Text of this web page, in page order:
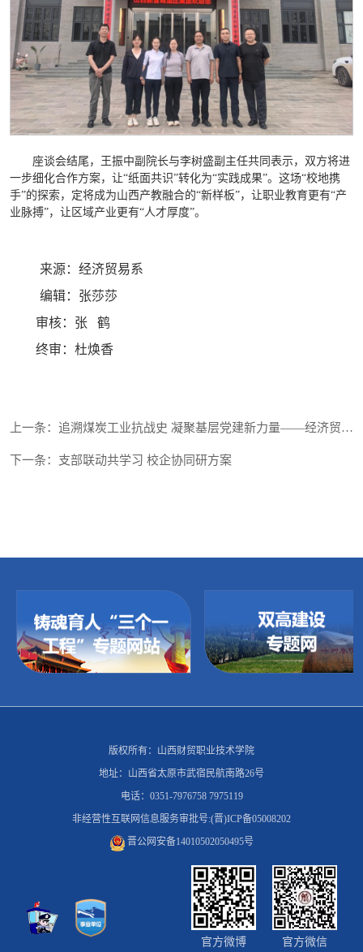
座谈会结尾，王振中副院长与李树盛副主任共同表示，双方将进
一步细化合作方案，让“纸面共识”转化为“实践成果”。这场“校地携
手”的探索，定将成为山西产教融合的“新样板”，让职业教育更有“产
业脉搏”，让区域产业更有“人才厚度”。
来源：经济贸易系
编辑：张莎莎
审核：张   鹤
终审：杜焕香
上一条：追溯煤炭工业抗战史 凝聚基层党建新力量——经济贸易系党总支与管理...
下一条：支部联动共学习 校企协同研方案
版权所有：山西财贸职业技术学院
地址：山西省太原市武宿民航南路26号
电话：0351-7976758 7975119
非经营性互联网信息服务审批号:(晋)ICP备05008202
晋公网安备14010502050495号
官方微博 官方微信